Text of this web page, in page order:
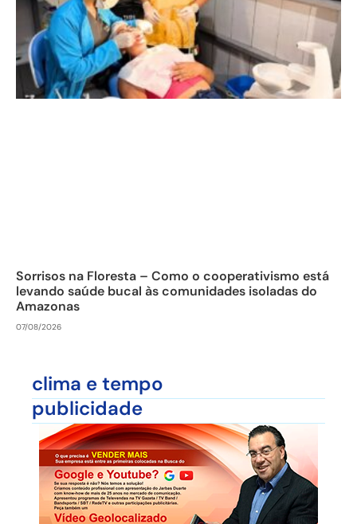
Sorrisos na Floresta – Como o cooperativismo está
levando saúde bucal às comunidades isoladas do
Amazonas
07/08/2026
clima e tempo
publicidade